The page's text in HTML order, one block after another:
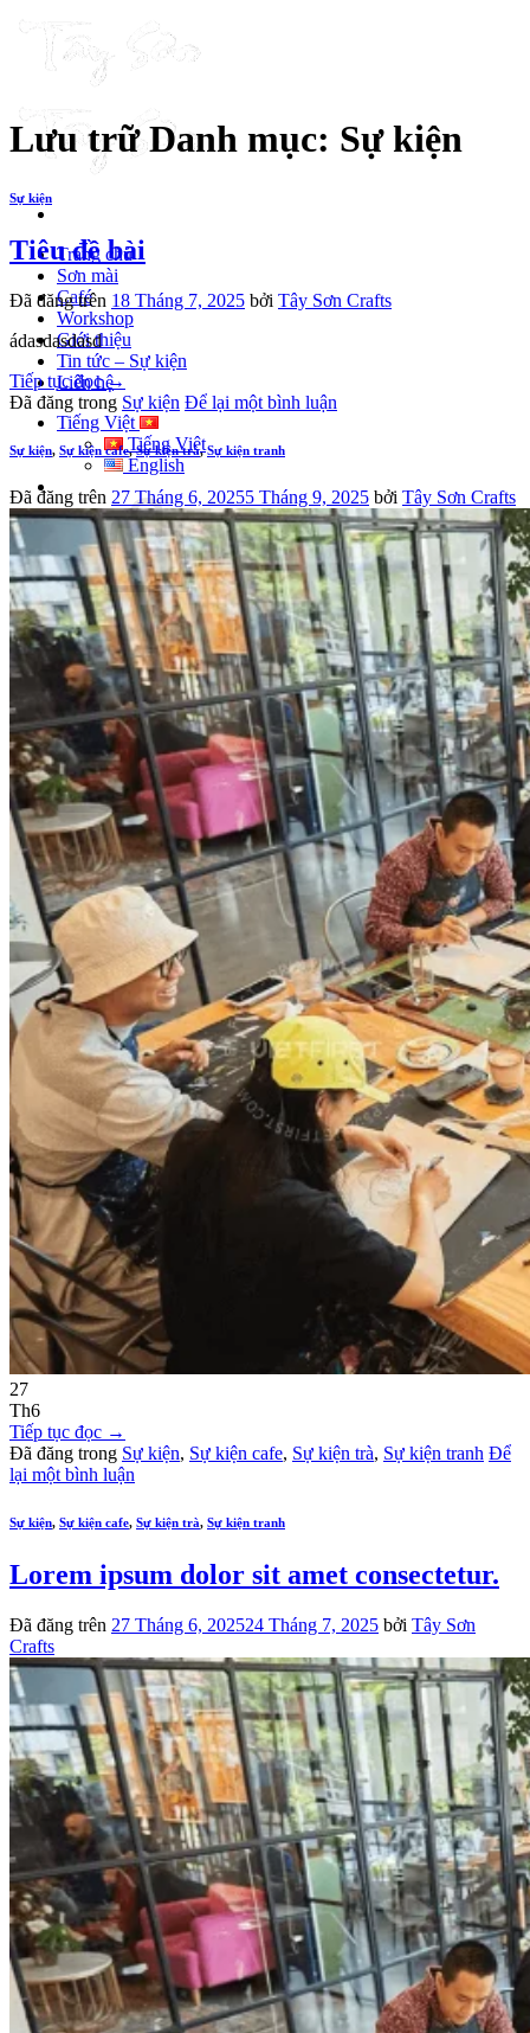
Trang chủ
Sơn mài
Café
Workshop
Giới thiệu
Tin tức – Sự kiện
Liên hệ
Tiếng Việt
Tiếng Việt
English
Chưa có sản phẩm trong giỏ hàng.
Quay trở lại cửa hàng
Giỏ hàng
Chưa có sản phẩm trong giỏ hàng.
Quay trở lại cửa hàng
Lưu trữ Danh mục: Sự kiện
Sự kiện
Tiêu đề bài
Đã đăng trên 18 Tháng 7, 2025 bởi Tây Sơn Crafts
ádasdasdasd
Tiếp tục đọc→
Đã đăng trong Sự kiện Để lại một bình luận
Sự kiện, Sự kiện cafe,Sự kiện trà,Sự kiện tranh
Đã đăng trên 27 Tháng 6, 20255 Tháng 9, 2025 bởi Tây Sơn Crafts
27
Th6
Tiếp tục đọc →
Đã đăng trong Sự kiện, Sự kiện cafe, Sự kiện trà, Sự kiện tranh Để
lại một bình luận
Sự kiện, Sự kiện cafe, Sự kiện trà, Sự kiện tranh
Lorem ipsum dolor sit amet consectetur.
Đã đăng trên 27 Tháng 6, 202524 Tháng 7, 2025 bởi Tây Sơn
Crafts